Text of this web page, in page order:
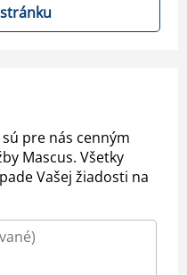
pre nás cenným
Mascus. Všetky
Vašej žiadosti na